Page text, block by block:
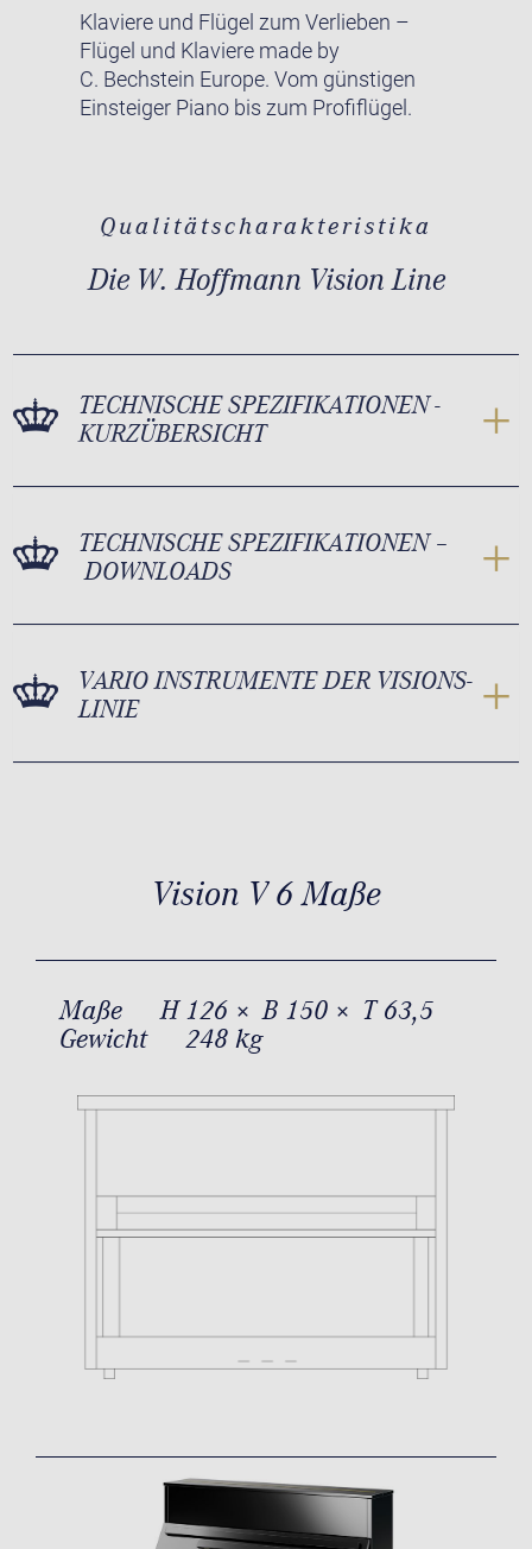
Klaviere und Flügel zum Verlieben –
Flügel und Klaviere made by
C. Bechstein Europe. Vom günstigen
Einsteiger Piano bis zum Profiflügel.
Qualitätscharakteristika
Die W. Hoffmann Vision Line
TECHNISCHE SPEZIFIKATIONEN -
KURZÜBERSICHT
TECHNISCHE SPEZIFIKATIONEN –
DOWNLOADS
VARIO INSTRUMENTE DER VISIONS-
LINIE
Vision V 6 Maße
Maße
H 126 × B 150 × T 63,5
Gewicht
248 kg